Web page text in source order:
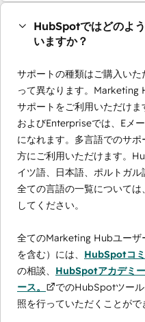
HubSpotではどのよ
いますか？
サポートの種類はご購入い
って異なります。Marketing
サポートをご利用いただけ
およびEnterpriseでは、Eメ
になれます。多言語でのサ
方にご利用いただけます。
イツ語、日本語、ポルトガル
全ての言語の一覧について
してください。
全てのMarketing Hubユー
を含む）には、 HubSpotコ
の相談、 HubSpotアカデミー
ース。
でのHubSpotツー
照を行っていただくことがで